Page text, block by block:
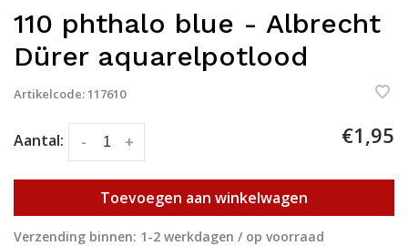
110 phthalo blue - Albrecht
Dürer aquarelpotlood
Artikelcode:117610
Aantal: +
- €1,95
Toevoegen aan winkelwagen
Verzending binnen: 1-2 werkdagen / op voorraad